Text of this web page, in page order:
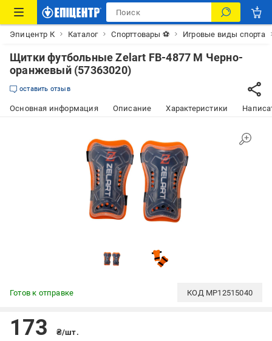
Эпицентр К Каталог Спорттовары ⚽ Игровые виды спорта
Щитки футбольные Zelart FB-4877 M Черно-
оранжевый (57363020)
оставить отзыв
Основная информация Описание Характеристики
Готов к отправке КОД MP12515040
173 ₴/шт.